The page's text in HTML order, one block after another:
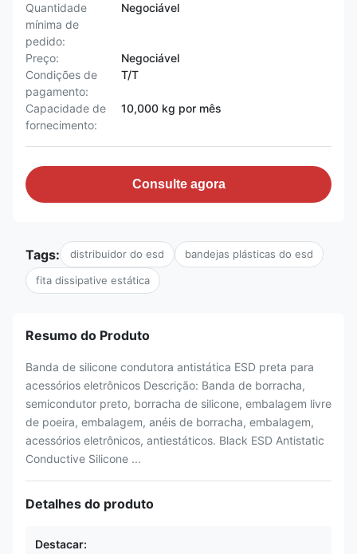
Quantidade
mínima de
pedido:
Negociável
Preço:
Negociável
Condições de
pagamento:
T/T
Capacidade de
fornecimento:
10,000 kg por mês
Consulte agora
Tags: distribuidor do esd bandejas plásticas do esd
fita dissipative estática
Resumo do Produto
Banda de silicone condutora antistática ESD preta para
acessórios eletrônicos Descrição: Banda de borracha,
semicondutor preto, borracha de silicone, embalagem livre
de poeira, embalagem, anéis de borracha, embalagem,
acessórios eletrônicos, antiestáticos. Black ESD Antistatic
Conductive Silicone ...
Detalhes do produto
Destacar: